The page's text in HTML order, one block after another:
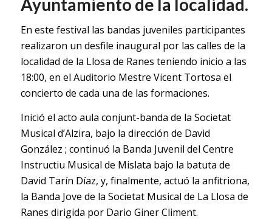
Ayuntamiento de la localidad.
En este festival las bandas juveniles participantes
realizaron un desfile inaugural por las calles de la
localidad de la Llosa de Ranes teniendo inicio a las
18:00, en el Auditorio Mestre Vicent Tortosa el
concierto de cada una de las formaciones.
Inició el acto aula conjunt-banda de la Societat
Musical d’Alzira, bajo la dirección de David
González ; continuó la Banda Juvenil del Centre
Instructiu Musical de Mislata bajo la batuta de
David Tarín Díaz, y, finalmente, actuó la anfitriona,
la Banda Jove de la Societat Musical de La Llosa de
Ranes dirigida por Dario Giner Climent.